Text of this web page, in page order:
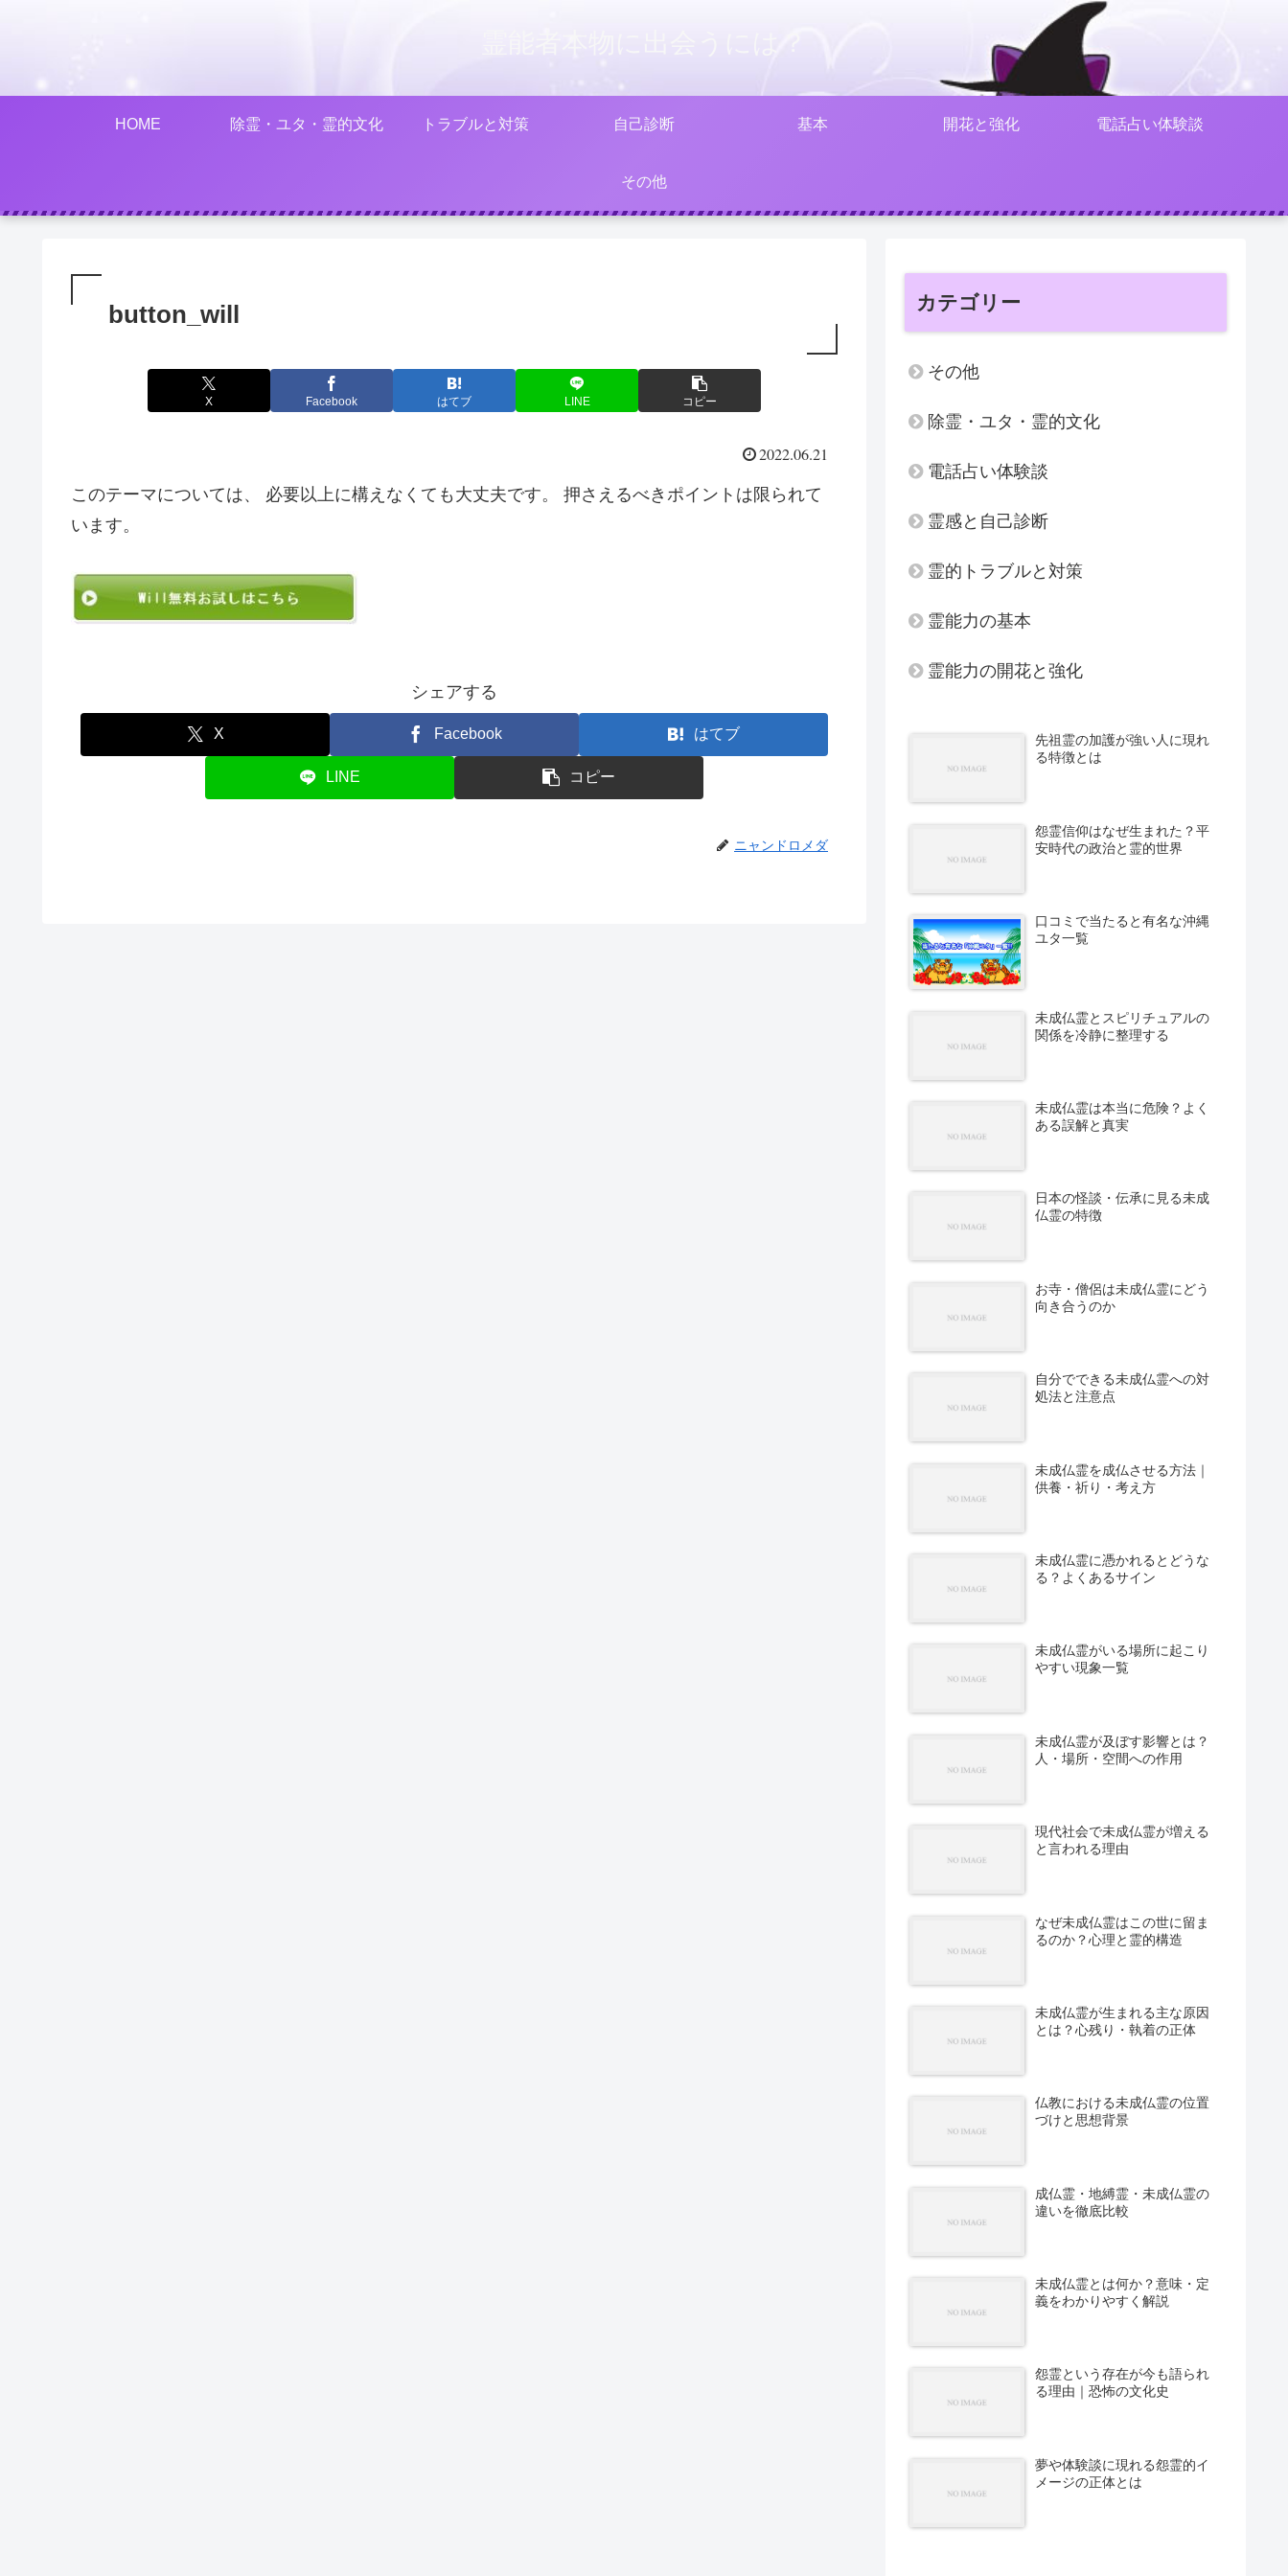
HOME 除霊・ユタ・霊的文化 トラブルと対策 自己診断 基本 開花と強化 電話占い体験談
その他
button_will
X Facebook はてブ LINE コピー
2022.06.21
このテーマについては、 必要以上に構えなくても大丈夫です。 押さえるべきポイントは限られて
います。
シェアする
X Facebook はてブ
LINE コピー
ニャンドロメダ
カテゴリー
その他
除霊・ユタ・霊的文化
電話占い体験談
霊感と自己診断
霊的トラブルと対策
霊能力の基本
霊能力の開花と強化
先祖霊の加護が強い人に現れ
る特徴とは
怨霊信仰はなぜ生まれた？平
安時代の政治と霊的世界
口コミで当たると有名な沖縄
ユタ一覧
未成仏霊とスピリチュアルの
関係を冷静に整理する
未成仏霊は本当に危険？よく
ある誤解と真実
日本の怪談・伝承に見る未成
仏霊の特徴
お寺・僧侶は未成仏霊にどう
向き合うのか
自分でできる未成仏霊への対
処法と注意点
未成仏霊を成仏させる方法｜
供養・祈り・考え方
未成仏霊に憑かれるとどうな
る？よくあるサイン
未成仏霊がいる場所に起こり
やすい現象一覧
未成仏霊が及ぼす影響とは？
人・場所・空間への作用
現代社会で未成仏霊が増える
と言われる理由
なぜ未成仏霊はこの世に留ま
るのか？心理と霊的構造
未成仏霊が生まれる主な原因
とは？心残り・執着の正体
仏教における未成仏霊の位置
づけと思想背景
成仏霊・地縛霊・未成仏霊の
違いを徹底比較
未成仏霊とは何か？意味・定
義をわかりやすく解説
怨霊という存在が今も語られ
る理由｜恐怖の文化史
夢や体験談に現れる怨霊的イ
メージの正体とは